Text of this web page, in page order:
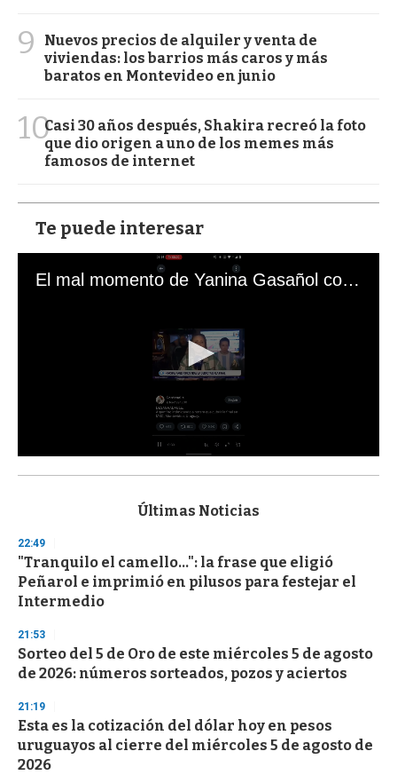
9
Nuevos precios de alquiler y venta de
viviendas: los barrios más caros y más
baratos en Montevideo en junio
10Casi 30 años después, Shakira recreó la foto
que dio origen a uno de los memes más
famosos de internet
Te puede interesar
El mal momento de Yanina Gasañol con un hincha argentino en "Subrayado"
s
d
s
o
f
3
s
e
c
o
d
s
Últimas Noticias
22:49
"Tranquilo el camello...": la frase que eligió
Peñarol e imprimió en pilusos para festejar el
Intermedio
21:53
Sorteo del 5 de Oro de este miércoles 5 de agosto
de 2026: números sorteados, pozos y aciertos
21:19
Esta es la cotización del dólar hoy en pesos
uruguayos al cierre del miércoles 5 de agosto de
2026